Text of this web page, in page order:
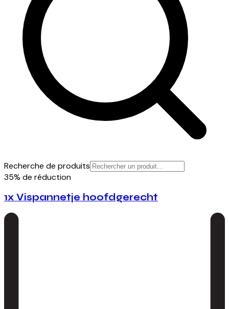
Recherche de produits
35% de réduction
1x Vispannetje hoofdgerecht